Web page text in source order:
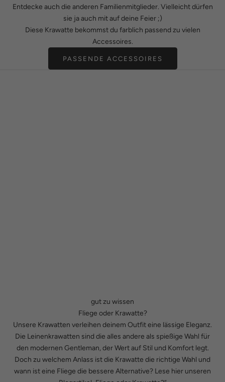
Entdecke auch die anderen Familienmitglieder. Vielleicht dürfen
sie ja auch mit auf deine Feier ;)
Diese Krawatte bekommst du farblich passend zu vielen
Accessoires.
PASSENDE ACCESSOIRES
gut zu wissen
Fliege oder Krawatte?
Unsere Krawatten verleihen deinem Outfit eine lässige Eleganz.
Die Leinenkrawatten sind die alles andere als spießige Wahl für
den modernen Gentleman, der Wert auf Stil und Komfort legt.
Doch zu welchem Anlass ist die Krawatte die richtige Wahl und
wann ist eine Fliege die bessere Alternative? Lese hier unseren